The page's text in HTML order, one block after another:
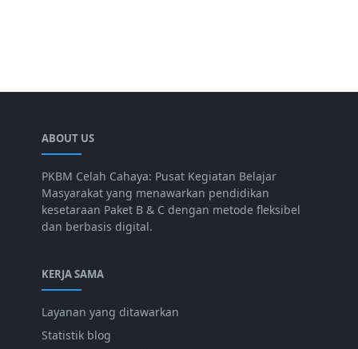
ABOUT US
PKBM Celah Cahaya: Pusat Kegiatan Belajar
Masyarakat yang menawarkan pendidikan
kesetaraan Paket B & C dengan metode fleksibel
dan berbasis digital.
KERJA SAMA
Layanan yang ditawarkan
Statistik blog